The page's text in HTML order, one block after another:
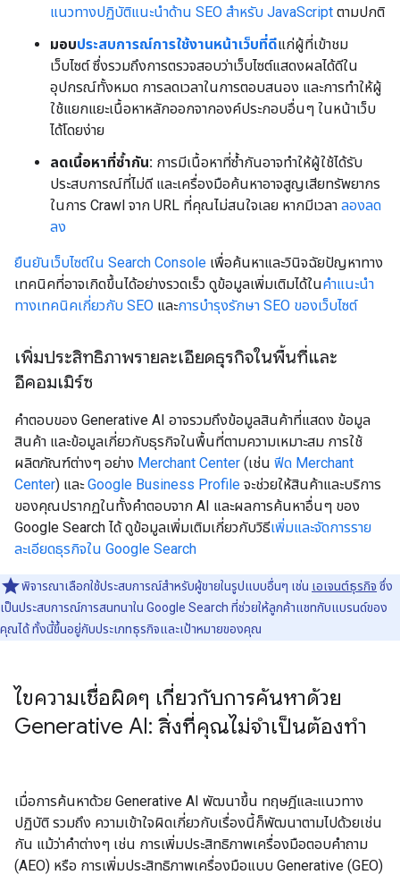
แนวทางปฏิบัติแนะนำด้าน SEO สำหรับ JavaScript ตามปกติ
มอบประสบการณ์การใช้งานหน้าเว็บที่ดีแก่ผู้ที่เข้าชม
เว็บไซต์ ซึ่งรวมถึงการตรวจสอบว่าเว็บไซต์แสดงผลได้ดีใน
อุปกรณ์ทั้งหมด การลดเวลาในการตอบสนอง และการทำให้ผู้
ใช้แยกแยะเนื้อหาหลักออกจากองค์ประกอบอื่นๆ ในหน้าเว็บ
ได้โดยง่าย
ลดเนื้อหาที่ซ้ำกัน: การมีเนื้อหาที่ซ้ำกันอาจทำให้ผู้ใช้ได้รับ
ประสบการณ์ที่ไม่ดี และเครื่องมือค้นหาอาจสูญเสียทรัพยากร
ในการ Crawl จาก URL ที่คุณไม่สนใจเลย หากมีเวลา ลองลด
ลง
ยืนยันเว็บไซต์ใน Search Console เพื่อค้นหาและวินิจฉัยปัญหาทาง
เทคนิคที่อาจเกิดขึ้นได้อย่างรวดเร็ว ดูข้อมูลเพิ่มเติมได้ในคำแนะนำ
ทางเทคนิคเกี่ยวกับ SEO และการบำรุงรักษา SEO ของเว็บไซต์
เพิ่มประสิทธิภาพรายละเอียดธุรกิจในพื้นที่และ
อีคอมเมิร์ซ
คำตอบของ Generative AI อาจรวมถึงข้อมูลสินค้าที่แสดง ข้อมูล
สินค้า และข้อมูลเกี่ยวกับธุรกิจในพื้นที่ตามความเหมาะสม การใช้
ผลิตภัณฑ์ต่างๆ อย่าง Merchant Center (เช่น ฟีด Merchant
Center) และGoogle Business Profile จะช่วยให้สินค้าและบริการ
ของคุณปรากฏในทั้งคำตอบจาก AI และผลการค้นหาอื่นๆ ของ
Google Search ได้ ดูข้อมูลเพิ่มเติมเกี่ยวกับวิธีเพิ่มและจัดการราย
ละเอียดธุรกิจใน Google Search
พิจารณาเลือกใช้ประสบการณ์สำหรับผู้ขายในรูปแบบอื่นๆ เช่น เอเจนต์ธุรกิจ ซึ่ง
เป็นประสบการณ์การสนทนาใน Google Search ที่ช่วยให้ลูกค้าแชทกับแบรนด์ของ
คุณได้ ทั้งนี้ขึ้นอยู่กับประเภทธุรกิจและเป้าหมายของคุณ
ไขความเชื่อผิดๆ เกี่ยวกับการค้นหาด้วย
Generative AI: สิ่งที่คุณไม่จำเป็นต้องทำ
เมื่อการค้นหาด้วย Generative AI พัฒนาขึ้น ทฤษฎีและแนวทาง
ปฏิบัติ รวมถึง ความเข้าใจผิดเกี่ยวกับเรื่องนี้ก็พัฒนาตามไปด้วยเช่น
กัน แม้ว่าคำต่างๆ เช่น การเพิ่มประสิทธิภาพเครื่องมือตอบคำถาม
(AEO) หรือ การเพิ่มประสิทธิภาพเครื่องมือแบบ Generative (GEO)